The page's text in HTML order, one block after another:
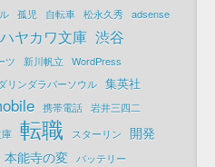
孤児 自転車 松永久秀 adsense
ハヤカワ文庫 渋谷
ツ 新川帆立
WordPress
リンダラバーソウル 集英社
携帯電話 岩井三四二
転職 スターリン 開発
本能寺の変
バッテリー